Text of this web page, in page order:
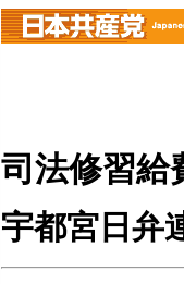
司法修習給
宇都宮日弁